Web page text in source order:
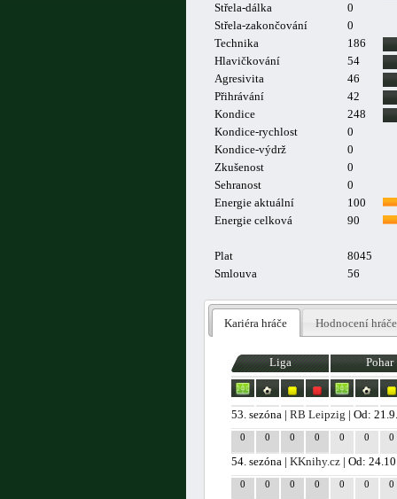
Střela-dálka
0
Střela-zakončování
0
Technika
186
Hlavičkování
54
Agresivita
46
Přihrávání
42
Kondice
248
Kondice-rychlost
0
Kondice-výdrž
0
Zkušenost
0
Sehranost
0
Energie aktuální
100
Energie celková
90
Plat
8045
Smlouva
56
Kariéra hráče Hodnocení hráče
Liga Pohar
53. sezóna |RB Leipzig | Od:
0 0 0 0 0 0 0
54. sezóna |KKnihy.cz | Od:
0 0 0 0 0 0 0